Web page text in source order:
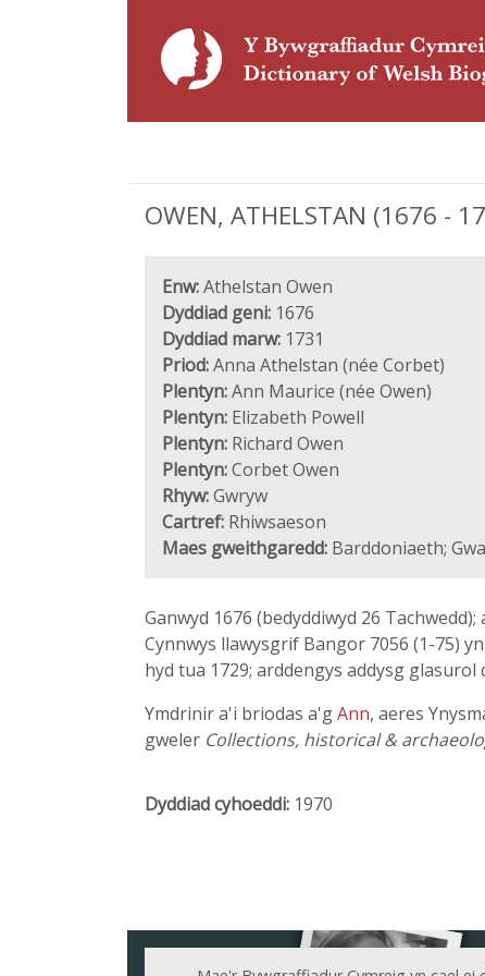
OWEN, ATHELSTAN (1676 -
Enw:Athelstan Owen
Dyddiad geni: 1676
Dyddiad marw: 1731
Priod:Anna Athelstan (née Corbet)
Plentyn:Ann Maurice (née Owen)
Plentyn: Elizabeth Powell
Plentyn: Richard Owen
Plentyn:Corbet Owen
Rhyw:Gwryw
Cartref: Rhiwsaeson
Maes gweithgaredd: Barddoniaeth;
Ganwyd 1676 (bedyddiwyd 26
Cynnwys llawysgrif Bangor 7056 (1-75)
hyd tua 1729; arddengys addysg
Ymdrinir a'i briodas a'gAnn, aeres
gweler Collections, historical &
Dyddiad cyhoeddi: 1970